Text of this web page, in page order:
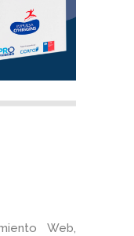
Web,